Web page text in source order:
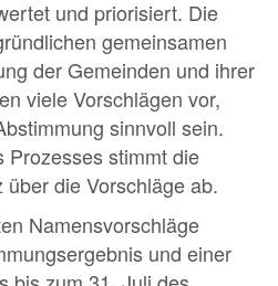
und priorisiert. Die
gemeinsamen
der Gemeinden und ihrer
viele Vorschlägen vor,
sinnvoll sein.
Prozesses stimmt die
die Vorschläge ab.
Namensvorschläge
und einer